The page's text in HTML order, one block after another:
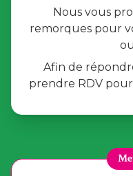
Nous vous
remorques pour
Afin de
prendre RDV